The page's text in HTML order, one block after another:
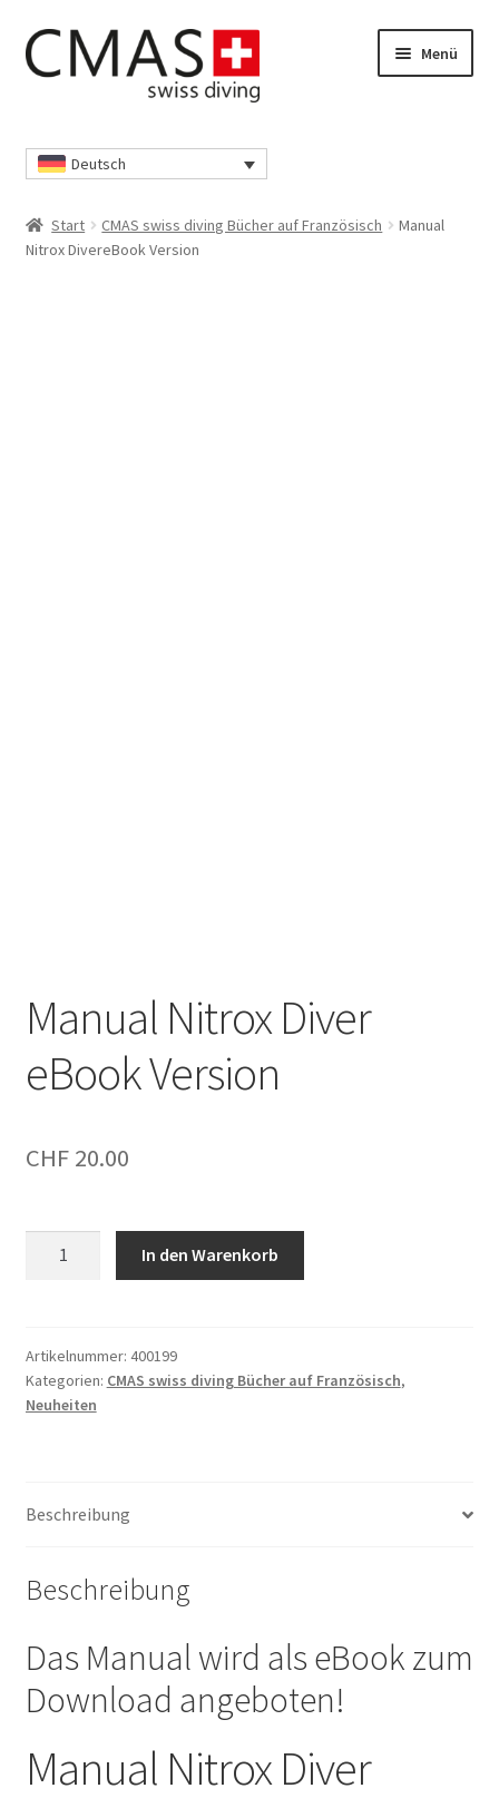
Zur
Navigation
Zum
Inhalt
Menü
Ihr Konto
Deutsch
Start CMAS swiss diving Bücher auf Französisch
Manual
Nitrox DivereBook Version
Manual Nitrox Diver
eBook Version
CHF20.00
Menge
In den Warenkorb
Artikelnummer: 400199
Kategorien: CMAS swiss diving Bücher auf Französisch,
Neuheiten
Beschreibung
Beschreibung
Das Manual wird als eBook zum
Download angeboten!
Manual Nitrox Diver